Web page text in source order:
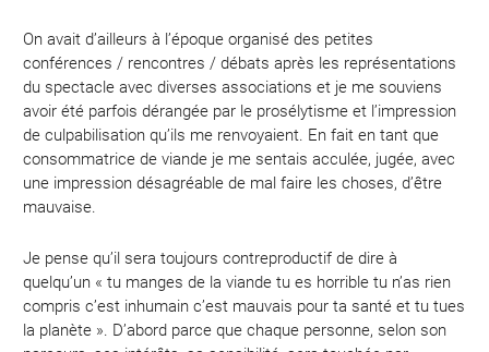
On avait d’ailleurs à l’époque organisé des petites
conférences / rencontres / débats après les représentations
du spectacle avec diverses associations et je me souviens
avoir été parfois dérangée par le prosélytisme et l’impression
de culpabilisation qu’ils me renvoyaient. En fait en tant que
consommatrice de viande je me sentais acculée, jugée, avec
une impression désagréable de mal faire les choses, d’être
mauvaise.
Je pense qu’il sera toujours contreproductif de dire à
quelqu’un « tu manges de la viande tu es horrible tu n’as rien
compris c’est inhumain c’est mauvais pour ta santé et tu tues
la planète ». D’abord parce que chaque personne, selon son